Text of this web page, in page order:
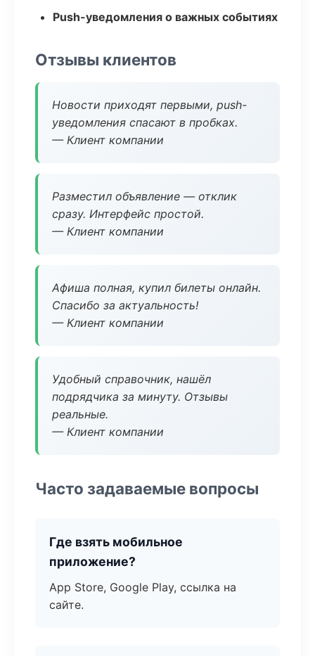
Push-уведомления о важных событиях
Отзывы клиентов
Новости приходят первыми, push-
уведомления спасают в пробках.
— Клиент компании
Разместил объявление — отклик
сразу. Интерфейс простой.
— Клиент компании
Афиша полная, купил билеты онлайн.
Спасибо за актуальность!
— Клиент компании
Удобный справочник, нашёл
подрядчика за минуту. Отзывы
реальные.
— Клиент компании
Часто задаваемые вопросы
Где взять мобильное
приложение?
App Store, Google Play, ссылка на
сайте.